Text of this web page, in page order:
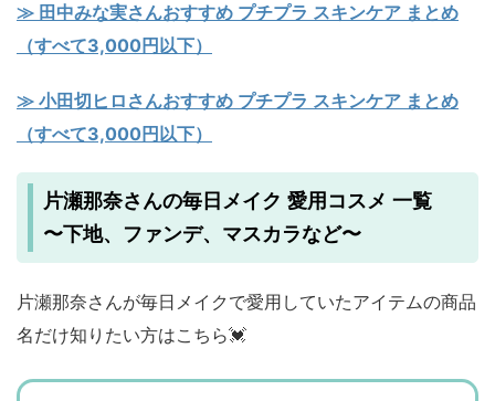
≫ 田中みな実さんおすすめ プチプラ スキンケア まとめ
（すべて3,000円以下）
≫ 小田切ヒロさんおすすめ プチプラ スキンケア まとめ
（すべて3,000円以下）
片瀬那奈さんの毎日メイク 愛用コスメ 一覧
〜下地、ファンデ、マスカラなど〜
片瀬那奈さんが毎日メイクで愛用していたアイテムの商品
名だけ知りたい方はこちら💓